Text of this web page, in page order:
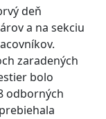
deň
a na sekciu
zaradených
bolo
odborných